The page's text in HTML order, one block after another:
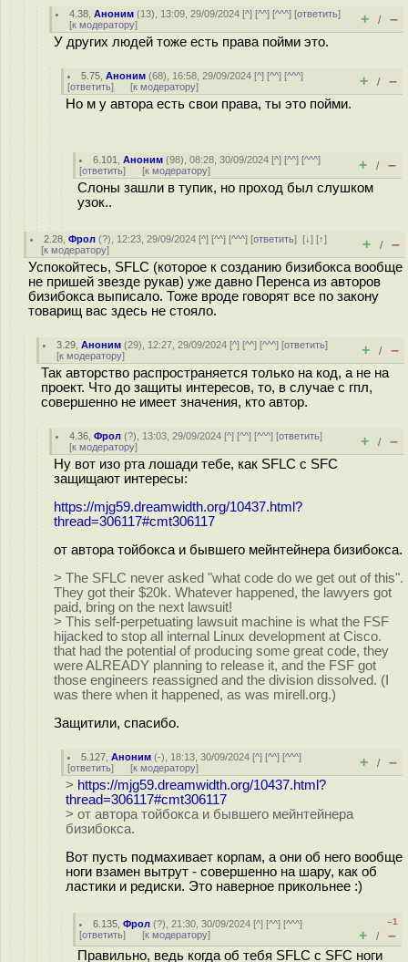
4.38 ,Аноним (13), 13:09, 29/09/2024 [^] [^^] [^^^] [ответить]
[к модератору] + / –
У других людей тоже есть права пойми это.
5.75 ,Аноним (68), 16:58, 29/09/2024 [^] [^^] [^^^]
[ответить] [к модератору] + / –
Но м у автора есть свои права, ты это пойми.
6.101 ,Аноним (98), 08:28, 30/09/2024 [^] [^^] [^^^]
[ответить] [к модератору] + / –
Слоны зашли в тупик, но проход был слушком
узок..
2.28 ,Фрол (?), 12:23, 29/09/2024 [^] [^^] [^^^] [ответить][↓] [↑]
[к модератору] + / –
Успокойтесь, SFLC (которое к созданию бизибокса вообще
не пришей звезде рукав) уже давно Перенса из авторов
бизибокса выписало. Тоже вроде говорят все по закону
товарищ вас здесь не стояло.
3.29 ,Аноним (29), 12:27, 29/09/2024 [^] [^^] [^^^] [ответить]
[к модератору] + / –
Так авторство распространяется только на код, а не на
проект. Что до защиты интересов, то, в случае с гпл,
совершенно не имеет значения, кто автор.
4.36 ,Фрол (?), 13:03, 29/09/2024 [^] [^^] [^^^] [ответить]
[к модератору] + / –
Ну вот изо рта лошади тебе, как SFLC с SFC
защищают интересы:
https://mjg59.dreamwidth.org/10437.html?
thread=306117#cmt306117
от автора тойбокса и бывшего мейнтейнера бизибокса.
> The SFLC never asked "what code do we get out of this".
They got their $20k. Whatever happened, the lawyers got
paid, bring on the next lawsuit!
> This self-perpetuating lawsuit machine is what the FSF
hijacked to stop all internal Linux development at Cisco.
that had the potential of producing some great code, they
were ALREADY planning to release it, and the FSF got
those engineers reassigned and the division dissolved. (I
was there when it happened, as was mirell.org.)
Защитили, спасибо.
5.127 ,Аноним (-), 18:13, 30/09/2024 [^] [^^] [^^^]
[ответить] [к модератору] + / –
> https://mjg59.dreamwidth.org/10437.html?
thread=306117#cmt306117
> от автора тойбокса и бывшего мейнтейнера
бизибокса.
Вот пусть подмахивает корпам, а они об него вообще
ноги взамен вытрут - совершенно на шару, как об
ластики и редиски. Это наверное прикольнее :)
6.135 ,Фрол (?), 21:30, 30/09/2024 [^] [^^] [^^^]
[ответить] [к модератору]
–1
+ / –
Правильно, ведь когда об тебя SFLC с SFC ноги